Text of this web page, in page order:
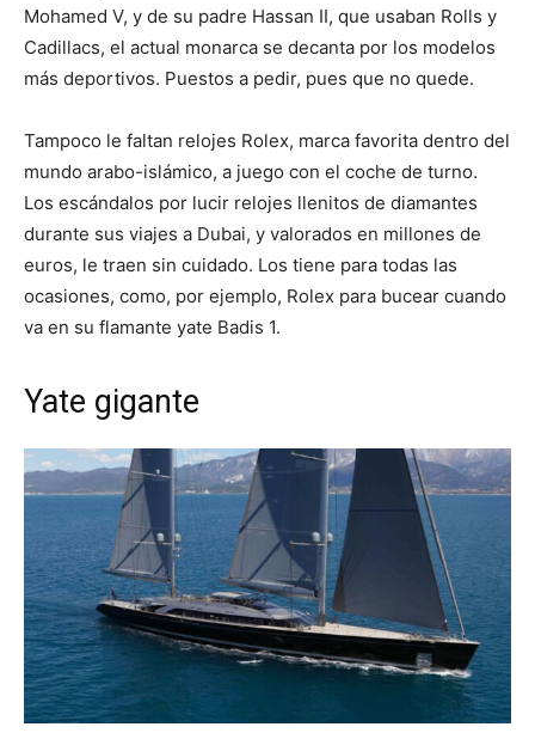
Mohamed V, y de su padre Hassan II, que usaban Rolls y
Cadillacs, el actual monarca se decanta por los modelos
más deportivos. Puestos a pedir, pues que no quede.
Tampoco le faltan relojes Rolex, marca favorita dentro del
mundo arabo-islámico, a juego con el coche de turno.
Los escándalos por lucir relojes llenitos de diamantes
durante sus viajes a Dubai, y valorados en millones de
euros, le traen sin cuidado. Los tiene para todas las
ocasiones, como, por ejemplo, Rolex para bucear cuando
va en su flamante yate Badis 1.
Yate gigante